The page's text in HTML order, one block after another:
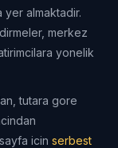
almaktadir.
merkez
yonelik
tutara gore
icin serbest